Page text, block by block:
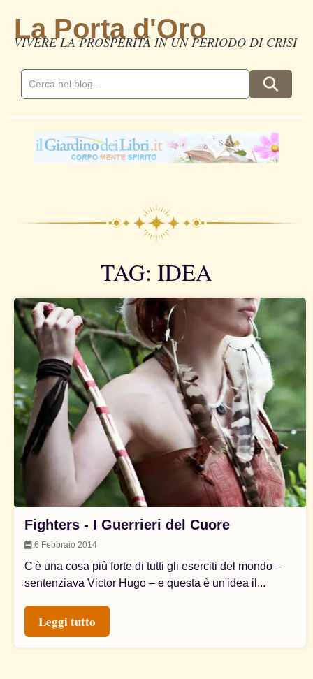
La Porta d'Oro
VIVERE LA PROSPERITÀ IN UN PERIODO DI CRISI
TAG: IDEA
Fighters - I Guerrieri del Cuore
6 Febbraio 2014
C'è una cosa più forte di tutti gli eserciti del mondo –
sentenziava Victor Hugo – e questa è un'idea il...
Leggi tutto